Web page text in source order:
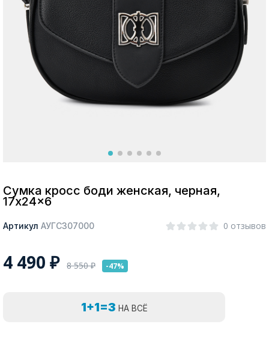
Москва
Сумка кросс боди женская, черная,
17x24x6
Артикул АУГС307000 0 отзывов
4 490 ₽ 8 550₽ -47%
1+1=3 НА ВСЁ